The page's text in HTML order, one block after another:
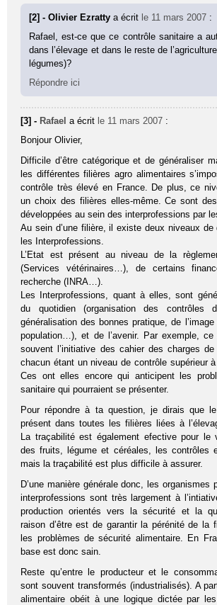
[2] - Olivier Ezrattya écrit le 11 mars 2007 :
Rafael, est-ce que ce contrôle sanitaire a
dans l’élevage et dans le reste de
légumes)?
Répondre ici
[3] - Rafael a écrit le 11 mars 2007 :
Bonjour Olivier,
Difficile d’être catégorique et de généraliser
les différentes filières agro alimentaires
contrôle très élevé en France. De plus, ce
un choix des filières elles-même. Ce sont
développées au sein des interprofessions par
Au sein d’une filière, il existe deux niveaux de
les Interprofessions.
L’Etat est présent au niveau de la
(Services vétérinaires…), de certains
recherche (INRA…).
Les Interprofessions, quant à elles, sont
du quotidien (organisation des contrôles
généralisation des bonnes pratique, de
population…), et de l’avenir. Par exemple,
souvent l’initiative des cahier des charges
chacun étant un niveau de contrôle supérieur à
Ces ont elles encore qui anticipent les
sanitaire qui pourraient se présenter.
Pour répondre à ta question, je dirais que
présent dans toutes les filières liées à
La traçabilité est également efective pour le
des fruits, légume et céréales, les contrôles
mais la traçabilité est plus difficile à assurer.
D’une manière générale donc, les organismes
interprofessions sont très largement à
production orientés vers la sécurité et la
raison d’être est de garantir la pérénité de la
les problèmes de sécurité alimentaire. En
base est donc sain.
Reste qu’entre le producteur et le
sont souvent transformés (industrialisés). A
alimentaire obéit à une logique dictée par